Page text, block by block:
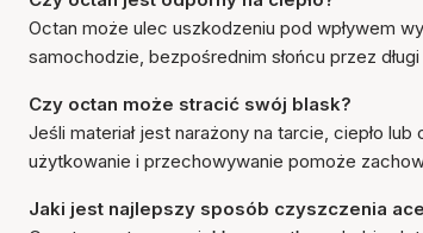
Octan może ulec uszkodzeniu pod wpływem
samochodzie, bezpośrednim słońcu przez
Czy octan może stracić swój blask?
Jeśli materiał jest narażony na tarcie, ciepło
użytkowanie i przechowywanie pomoże
Jaki jest najlepszy sposób czyszczenia